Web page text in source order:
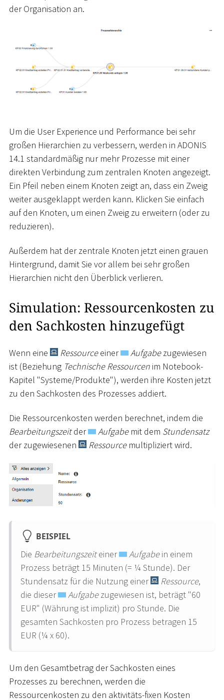
der Organisation an.
Um die User Experience und Performance bei sehr
großen Hierarchien zu verbessern, werden in ADONIS
14.1 standardmäßig nur mehr Prozesse mit einer
direkten Verbindung zum zentralen Knoten angezeigt.
Ein Pfeil neben einem Knoten zeigt an, dass ein Zweig
weiter ausgeklappt werden kann. Klicken Sie einfach
auf den Knoten, um einen Zweig zu erweitern (oder zu
reduzieren).
Außerdem hat der zentrale Knoten jetzt einen grauen
Hintergrund, damit Sie vor allem bei sehr großen
Hierarchien nicht den Überblick verlieren.
Simulation: Ressourcenkosten zu
den Sachkosten hinzugefügt
Wenn eine Ressourceeiner Aufgabezugewiesen
ist (Beziehung Technische Ressourcen im Notebook-
Kapitel "Systeme/Produkte"), werden ihre Kosten jetzt
zu den Sachkosten des Prozesses addiert.
Die Ressourcenkosten werden berechnet, indem die
Bearbeitungszeitder Aufgabemit dem Stundensatz
der zugewiesenen
Ressourcemultipliziert wird.
BEISPIEL
Die Bearbeitungszeiteiner Aufgabein einem
Prozess beträgt 15 Minuten (= ¼ Stunde). Der
Stundensatz für die Nutzung einer
Ressource,
die dieser
Aufgabezugewiesen ist, beträgt "60
EUR" (Währung ist implizit) pro Stunde. Die
gesamten Sachkosten pro Prozess betragen 15
EUR (¼ x 60).
Um den Gesamtbetrag der Sachkosten eines
Prozesses zu berechnen, werden die
Ressourcenkosten zu den aktivitäts-fixen Kosten